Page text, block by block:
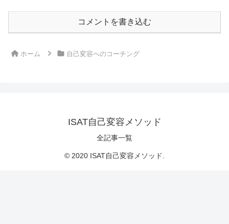
コメントを書き込む
ホーム 自己変容へのコーチング
ISAT自己変容メソッド
全記事一覧
© 2020 ISAT自己変容メソッド.